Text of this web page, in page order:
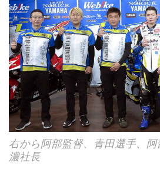
右から阿部監督、青田選手、
濃社長